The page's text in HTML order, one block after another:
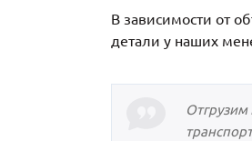
В зависимости от
детали у наших
Отгрузим